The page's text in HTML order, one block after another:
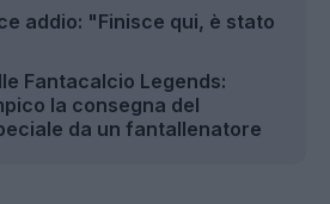
addio: "Finisce qui, è stato
Fantacalcio Legends:
la consegna del
da un fantallenatore